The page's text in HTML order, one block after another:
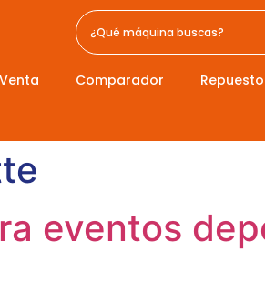
Venta Comparador
eventos